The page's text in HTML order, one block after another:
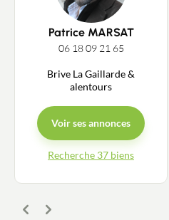
Acheter
Patrice MARSAT
06 18 09 21 65
Brive La Gaillarde &
alentours
Voir ses annonces
Recherche 37 biens
Précédent
Suivant